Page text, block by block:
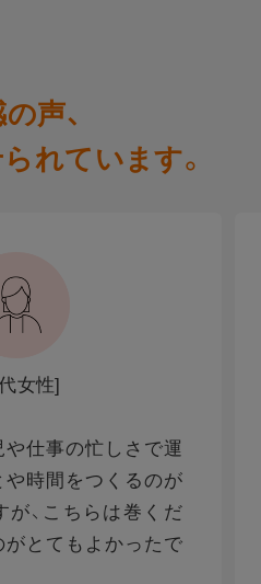
声、
れています。
女性]
仕事の忙しさで運
時間をつくるのが
が、こちらは巻くだ
がとてもよかったで